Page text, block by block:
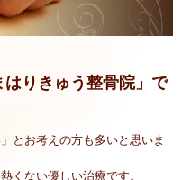
りきゅう整骨院」で
とお考えの方も多いと思いま
くない優しい治療です。